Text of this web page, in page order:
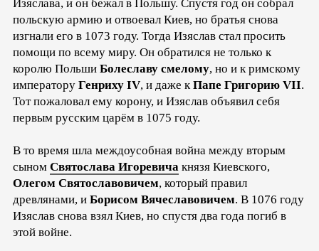
Изяслава, и он бежал в Польшу. Спустя год он собрал
польскую армию и отвоевал Киев, но братья снова
изгнали его в 1073 году. Тогда Изяслав стал просить
помощи по всему миру. Он обратился не только к
королю Польши Болеславу смелому, но и к римскому
императору Генриху IV, и даже кПапе Григорию VII.
Тот пожаловал ему корону, и Изяслав объявил себя
первым русским царём в 1075 году.
В то время шла междоусобная война между вторым
сыном Святослава Игоревича князя Киевского,
Олегом Святославовичем, который правил
древлянами, и Борисом Вячеславовичем. В 1076 году
Изяслав снова взял Киев, но спустя два года погиб в
этой войне.